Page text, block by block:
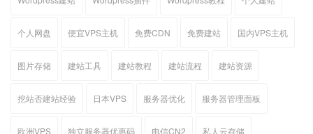
个人网盘 便宜VPS主机 免费CDN 免费建站 国内VPS主机
图片存储 建站工具 建站教程 建站流程 建站资源
挖站否建站经验 日本VPS 服务器优化 服务器管理面板
欧洲VPS 独立服务器优惠码 电信CN2 私人云存储